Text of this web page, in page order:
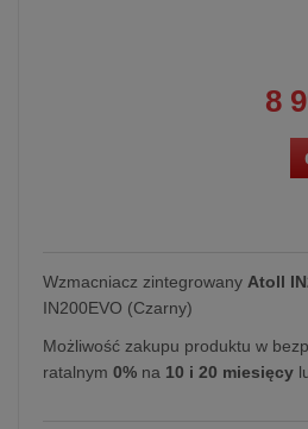
8
Wzmacniacz zintegrowany Atoll
IN200EVO (Czarny)
Możliwość zakupu produktu w
ratalnym 0% na 10 i 20 miesięcy